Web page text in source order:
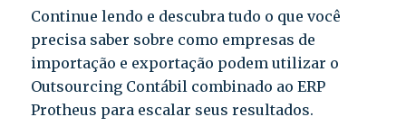
Continue lendo e descubra tudo o que você
precisa saber sobre como empresas de
importação e exportação podem utilizar o
Outsourcing Contábil combinado ao ERP
Protheus para escalar seus resultados.